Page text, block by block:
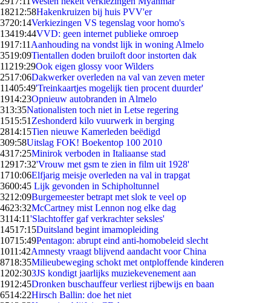
18212:58Hakenkruizen bij huis PVV'er
3720:14Verkiezingen VS tegenslag voor homo's
13419:44VVD: geen internet publieke omroep
1917:11 Aanhouding na vondst lijk in woning Almelo
3519:09Tientallen doden bruiloft door instorten dak
11219:29Ook eigen glossy voor Wilders
2517:06Dakwerker overleden na val van zeven meter
11405:49'Treinkaartjes mogelijk tien procent duurder'
1914:23Opnieuw autobranden in Almelo
313:35Nationalisten toch niet in Letse regering
1515:51 Zeshonderd kilo vuurwerk in berging
2814:15Tien nieuwe Kamerleden beëdigd
309:58Uitslag FOK! Boekentop 100 2010
4317:25Minirok verboden in Italiaanse stad
12917:32'Vrouw met gsm te zien in film uit 1928'
1710:06Elfjarig meisje overleden na val in trapgat
3600:45 Lijk gevonden in Schipholtunnel
3212:09Burgemeester betrapt met slok te veel op
4623:32McCartney mist Lennon nog elke dag
3114:11'Slachtoffer gaf verkrachter seksles'
14517:15Duitsland begint imamopleiding
10715:49Pentagon: abrupt eind anti-homobeleid slecht
1011:42Amnesty vraagt blijvend aandacht voor China
8718:35Milieubeweging schokt met ontploffende kinderen
1202:303JS kondigt jaarlijks muziekevenement aan
1912:45Dronken buschauffeur verliest rijbewijs en baan
6514:22Hirsch Ballin: doe het niet